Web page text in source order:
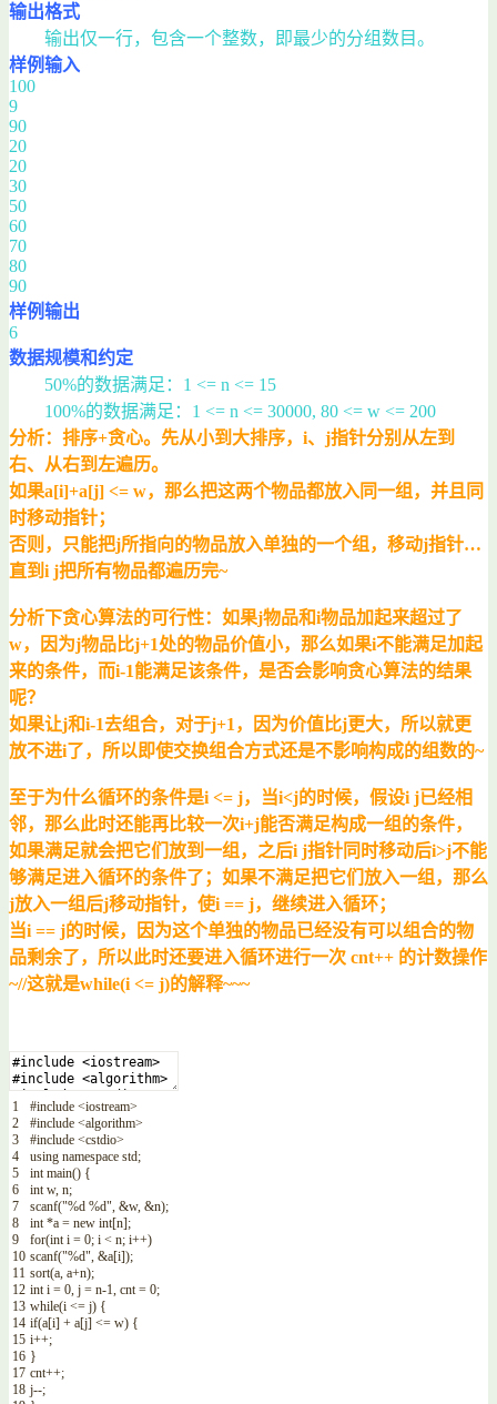
输出格式
输出仅一行，包含一个整数，即最少的分组数目。
样例输入
100
9
90
20
20
30
50
60
70
80
90
样例输出
6
数据规模和约定
50%的数据满足：1 <= n <= 15
100%的数据满足：1 <= n <= 30000, 80 <= w <= 200
分析：排序+贪心。先从小到大排序，i、j指针分别从左到
右、从右到左遍历。
如果a[i]+a[j] <= w，那么把这两个物品都放入同一组，并且同
时移动指针；
否则，只能把j所指向的物品放入单独的一个组，移动j指针…
直到i j把所有物品都遍历完~
分析下贪心算法的可行性：如果j物品和i物品加起来超过了
w，因为j物品比j+1处的物品价值小，那么如果i不能满足加起
来的条件，而i-1能满足该条件，是否会影响贪心算法的结果
呢？
如果让j和i-1去组合，对于j+1，因为价值比j更大，所以就更
放不进i了，所以即使交换组合方式还是不影响构成的组数的~
至于为什么循环的条件是i <= j，当i<j的时候，假设i j已经相
邻，那么此时还能再比较一次i+j能否满足构成一组的条件，
如果满足就会把它们放到一组，之后i j指针同时移动后i>j不能
够满足进入循环的条件了；如果不满足把它们放入一组，那么
j放入一组后j移动指针，使i == j，继续进入循环；
当i == j的时候，因为这个单独的物品已经没有可以组合的物
品剩余了，所以此时还要进入循环进行一次 cnt++ 的计数操作
~//这就是while(i <= j)的解释~~~
1
2
3
4
5
6
7
8
9
10
11
12
13
14
15
16
17
18
#include <iostream>
#include <algorithm>
#include <cstdio>
using namespace std;
int main() {
int w, n;
scanf("%d %d", &w, &n);
int *a = new int[n];
for(int i = 0; i < n; i++)
scanf("%d", &a[i]);
sort(a, a+n);
int i = 0, j = n-1, cnt = 0;
while(i <= j) {
if(a[i] + a[j] <= w) {
i++;
}
cnt++;
j--;